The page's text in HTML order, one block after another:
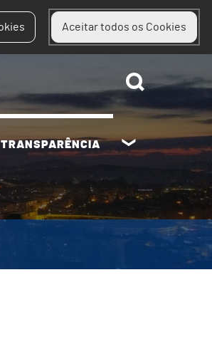
Aceitar todos os Cookies
TRANSPARÊNCIA